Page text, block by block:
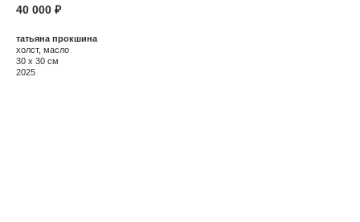
40 000 ₽
татьяна прокшина
холст, масло
30 х 30 см
2025